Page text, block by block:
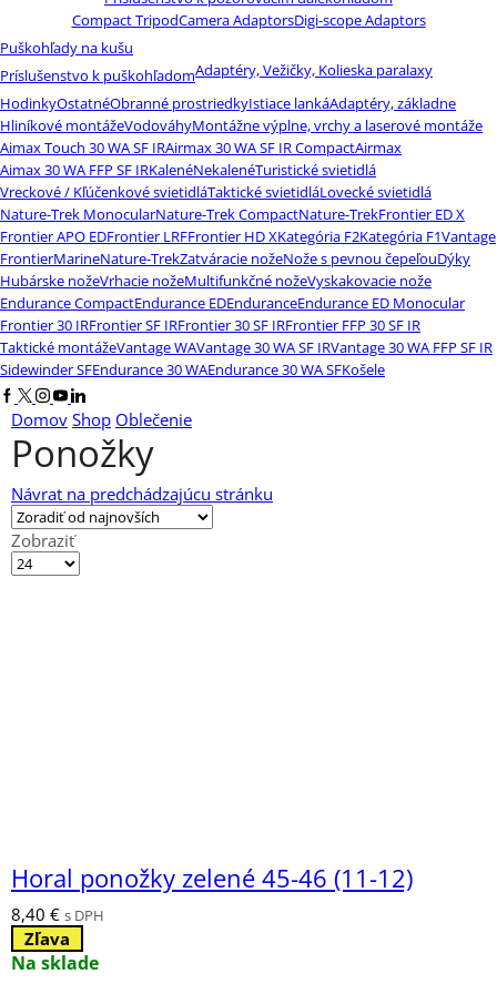
Compact TripodCamera AdaptorsDigi-scope Adaptors
Puškohľady na kušu
Príslušenstvo k puškohľadomAdaptéry, Vežičky, Kolieska paralaxy
HodinkyOstatnéObranné prostriedkyIstiace lankáAdaptéry, základne
Hliníkové montážeVodováhyMontážne výplne, vrchy a laserové montáže
Aimax Touch 30 WA SF IRAirmax 30 WA SF IR CompactAirmax
Aimax 30 WA FFP SF IRKalenéNekalenéTuristické svietidlá
Vreckové / Kľúčenkové svietidláTaktické svietidláLovecké svietidlá
Nature-Trek MonocularNature-Trek CompactNature-TrekFrontier ED X
Frontier APO EDFrontier LRFFrontier HD XKategória F2Kategória F1Vantage
FrontierMarineNature-TrekZatváracie nožeNože s pevnou čepeľouDýky
Hubárske nožeVrhacie nožeMultifunkčné nožeVyskakovacie nože
Endurance CompactEndurance EDEnduranceEndurance ED Monocular
Frontier 30 IRFrontier SF IRFrontier 30 SF IRFrontier FFP 30 SF IR
Taktické montážeVantage WAVantage 30 WA SF IRVantage 30 WA FFP SF IR
Sidewinder SFEndurance 30 WAEndurance 30 WA SFKošele
Facebook
Twitter
Instagram
Youtube
Linkedin
Domov Shop Oblečenie
Ponožky
Návrat na predchádzajúcu stránku
Zobraziť
Výrobkov
na
Horal ponožky zelené 45-46 (11-12)
8,40 € s DPH
Zľava
Na sklade